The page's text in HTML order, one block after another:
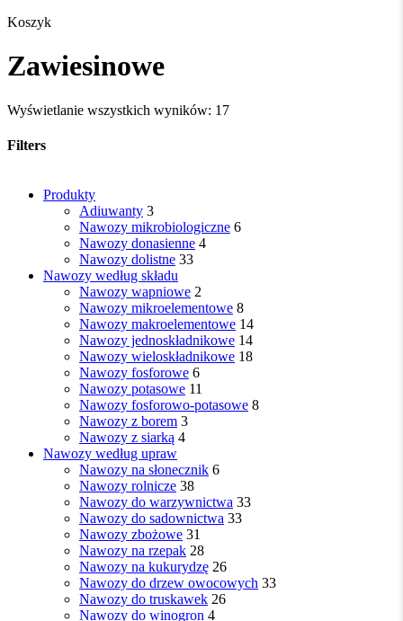
KoszykZamknij
Zawiesinowe
Wyświetlanie wszystkich wyników: 17Posortowane
Filters
Filters
Nawozy według upraw
Nawozy do sadownictwa 33
Nawozy rolnicze 38
Nawozy do drzew owocowych 33
Nawozy zbożowe 31
Nawozy do winogron 4
Nawozy na rzepak 28
Nawozy do truskawek 26
Nawozy na kukurydzę 26
Nawozy na słonecznik 6
Nawozy do warzywnictwa 33
Nawozy według składu
Nawozy fosforowo-potasowe 8
Nawozy jednoskładnikowe 14
Nawozy wapniowe 2
Nawozy z borem 3
Nawozy z siarką 4
Nawozy mikroelementowe 8
Nawozy makroelementowe 14
Nawozy wieloskładnikowe 18
Nawozy fosforowe 6
Nawozy potasowe 11
Produkty
Nawozy donasienne 4
Adiuwanty 3
Nawozy mikrobiologiczne 6
Nawozy dolistne 33